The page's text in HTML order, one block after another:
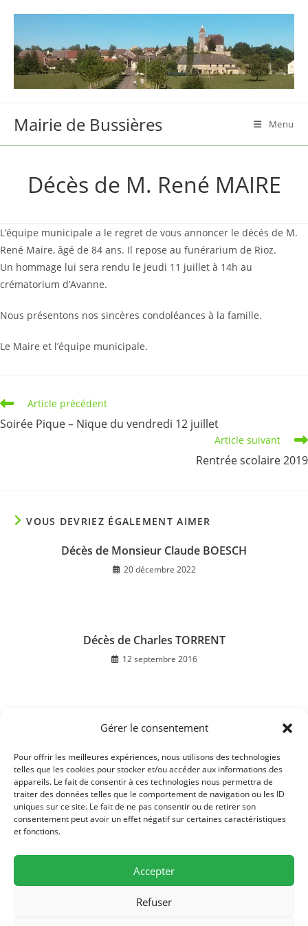
Gérer le consentement
Pour offrir les meilleures expériences, nous utilisons des technologies
telles que les cookies pour stocker et/ou accéder aux informations des
appareils. Le fait de consentir à ces technologies nous permettra de
traiter des données telles que le comportement de navigation ou les ID
uniques sur ce site. Le fait de ne pas consentir ou de retirer son
consentement peut avoir un effet négatif sur certaines caractéristiques
et fonctions.
Accepter
Refuser
content
Mairie de Bussières Menu
Décès de M. René MAIRE
L’équipe municipale a le regret de vous annoncer le décés de M.
René Maire, âgé de 84 ans. Il repose au funérarium de Rioz.
Un hommage lui sera rendu le jeudi 11 juillet à 14h au
crématorium d’Avanne.
Nous présentons nos sincères condoléances à la famille.
Le Maire et l’équipe municipale.
Read
articles
Article précédent
Soirée Pique – Nique du vendredi 12 juillet
Article suivant
Rentrée scolaire 2019
VOUS DEVRIEZ ÉGALEMENT AIMER
Décès de Monsieur Claude BOESCH
20 décembre 2022
Décès de Charles TORRENT
12 septembre 2016
Décès de M. Claude VERROQUET